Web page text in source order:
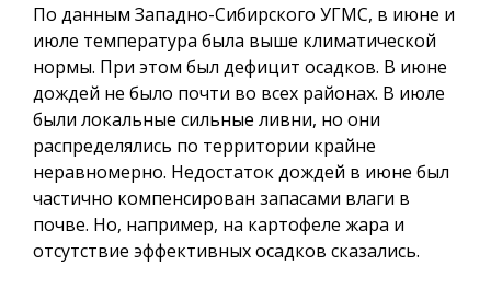
По данным Западно-Сибирского УГМС, в июне и
июле температура была выше климатической
нормы. При этом был дефицит осадков. В июне
дождей не было почти во всех районах. В июле
были локальные сильные ливни, но они
распределялись по территории крайне
неравномерно. Недостаток дождей в июне был
частично компенсирован запасами влаги в
почве. Но, например, на картофеле жара и
отсутствие эффективных осадков сказались.